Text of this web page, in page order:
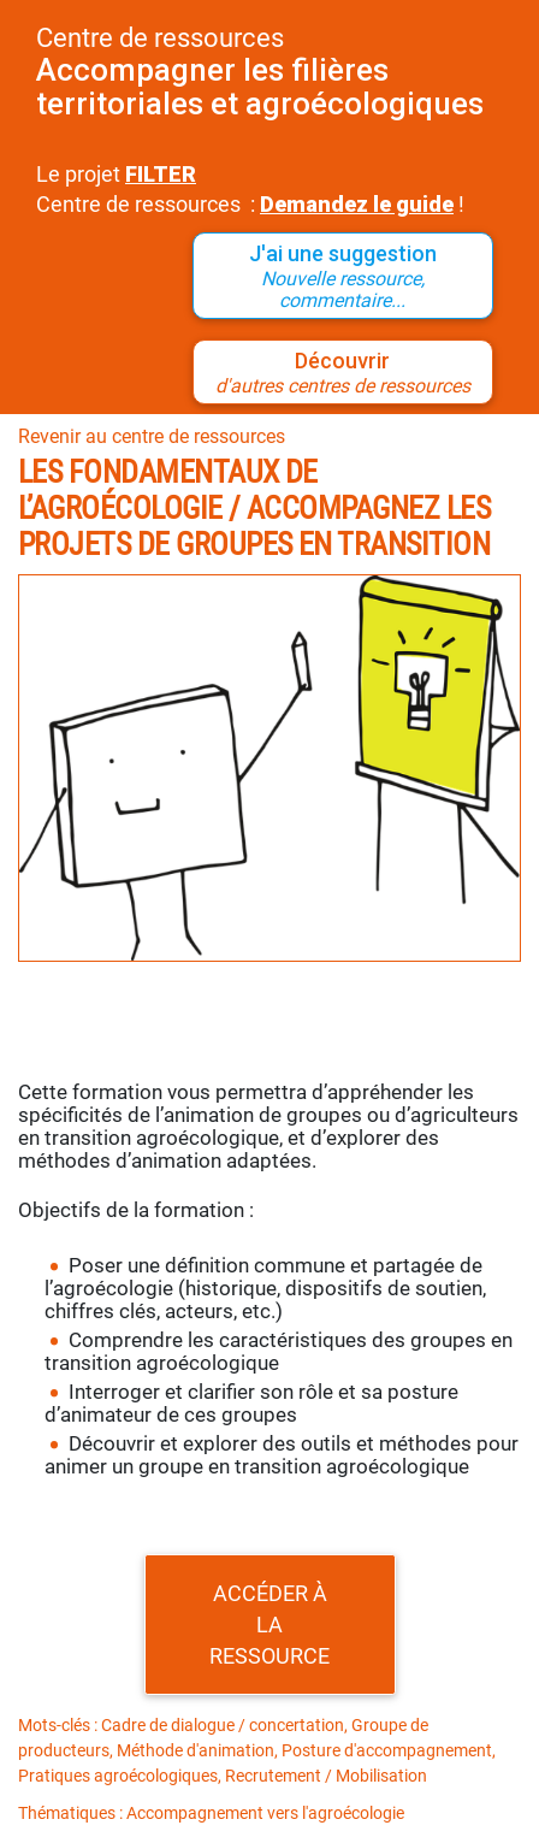
Centre de ressources
Accompagner les filières
territoriales et agroécologiques
Le projet FILTER
Centre de ressources : Demandez le guide !
J'ai une suggestion
Nouvelle ressource,
commentaire...
Découvrir
d'autres centres de ressources
Revenir au centre de ressources
LES FONDAMENTAUX DE
L’AGROÉCOLOGIE / ACCOMPAGNEZ LES
PROJETS DE GROUPES EN TRANSITION
Cette formation vous permettra d’appréhender les
spécificités de l’animation de groupes ou d’agriculteurs
en transition agroécologique, et d’explorer des
méthodes d’animation adaptées.
Objectifs de la formation :
Poser une définition commune et partagée de
l’agroécologie (historique, dispositifs de soutien,
chiffres clés, acteurs, etc.)
Comprendre les caractéristiques des groupes en
transition agroécologique
Interroger et clarifier son rôle et sa posture
d’animateur de ces groupes
Découvrir et explorer des outils et méthodes pour
animer un groupe en transition agroécologique
ACCÉDER À
LA
RESSOURCE
Mots-clés : Cadre de dialogue / concertation, Groupe de
producteurs, Méthode d'animation, Posture d'accompagnement,
Pratiques agroécologiques, Recrutement / Mobilisation
Thématiques : Accompagnement vers l'agroécologie